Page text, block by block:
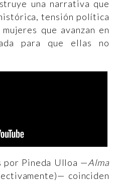
una narrativa que
tensión política
que avanzan en
para que ellas no
por Pineda Ulloa —Alma
coinciden